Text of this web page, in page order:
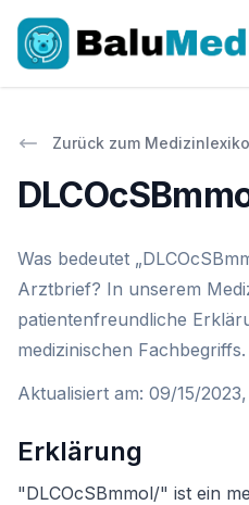
Zurück zum
Was bedeutet
Arztbrief? In unserem
patientenfreundliche
medizinischen Fachbegriffs.
Aktualisiert am: 09/15/
Erklärung
"DLCOcSBmmol/" ist ein